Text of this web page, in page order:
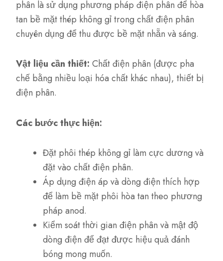
phân là sử dụng phương pháp điện phân để hòa
tan bề mặt thép không gỉ trong chất điện phân
chuyên dụng để thu được bề mặt nhẵn và sáng.
Vật liệu cần thiết: Chất điện phân (được pha
chế bằng nhiều loại hóa chất khác nhau), thiết bị
điện phân.
Các bước thực hiện:
Đặt phôi thép không gỉ làm cực dương và
đặt vào chất điện phân.
Áp dụng điện áp và dòng điện thích hợp
để làm bề mặt phôi hòa tan theo phương
pháp anod.
Kiểm soát thời gian điện phân và mật độ
dòng điện để đạt được hiệu quả đánh
bóng mong muốn.